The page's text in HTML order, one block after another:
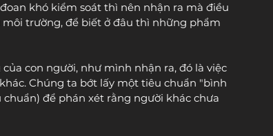
khó kiểm soát thì nên nhận ra mà điều
trường, để biết ở đâu thì những phẩm
con người, như mình nhận ra, đó là việc
Chúng ta bớt lấy một tiêu chuẩn "bình
để phán xét rằng người khác chưa